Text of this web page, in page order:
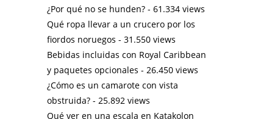
¿Por qué no se hunden?- 61.334 views
Qué ropa llevar a un crucero por los
fiordos noruegos - 31.550 views
Bebidas incluidas con Royal Caribbean
y paquetes opcionales - 26.450 views
¿Cómo es un camarote con vista
obstruida?- 25.892 views
Qué ver en una escala en Katakolon